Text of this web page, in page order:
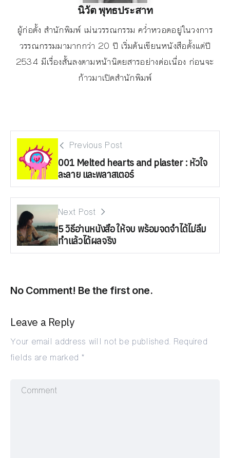
นิวัต พุทธประสาท
ผู้ก่อตั้ง สำนักพิมพ์ เม่นวรรณกรรม คว่ำหวอดอยู่ในวงการ
วรรณกรรมมามากกว่า 20 ปี เริ่มต้นเขียนหนังสือตั้งแต่ปี
2534 มีเรื่องสั้นลงตามหน้านิตยสารอย่างต่อเนื่อง ก่อนจะ
ก้าวมาเปิดสำนักพิมพ์
Previous Post
001 Melted hearts and plaster : หัวใจ
ละลาย และพลาสเตอร์
Next Post
5 วิธีอ่านหนังสือ ให้จบ พร้อมจดจำได้ไม่ลืม
ทำแล้วได้ผลจริง
No Comment! Be the first one.
Leave a Reply
Your email address will not be published. Required
fields are marked *